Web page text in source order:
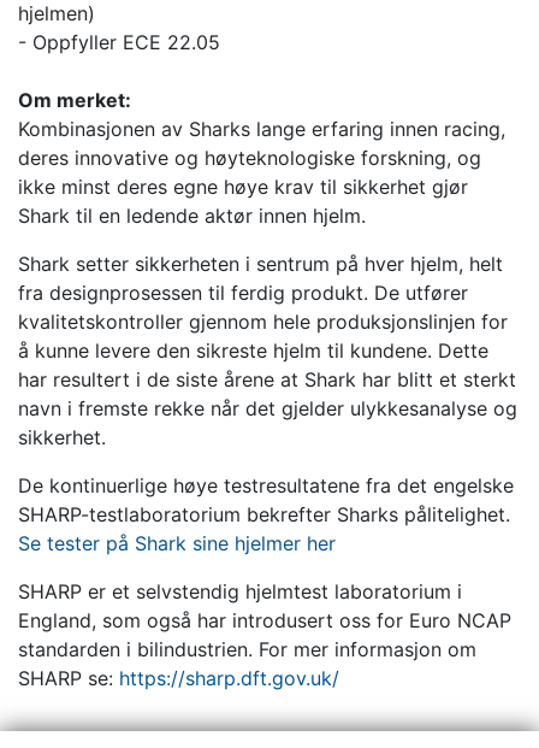
hjelmen)
- Oppfyller ECE 22.05
Om merket:
Kombinasjonen av Sharks lange erfaring innen racing,
deres innovative og høyteknologiske forskning, og
ikke minst deres egne høye krav til sikkerhet gjør
Shark til en ledende aktør innen hjelm.
Shark setter sikkerheten i sentrum på hver hjelm, helt
fra designprosessen til ferdig produkt. De utfører
kvalitetskontroller gjennom hele produksjonslinjen for
å kunne levere den sikreste hjelm til kundene. Dette
har resultert i de siste årene at Shark har blitt et sterkt
navn i fremste rekke når det gjelder ulykkesanalyse og
sikkerhet.
De kontinuerlige høye testresultatene fra det engelske
SHARP-testlaboratorium bekrefter Sharks pålitelighet.
Se tester på Shark sine hjelmer her
SHARP er et selvstendig hjelmtest laboratorium i
England, som også har introdusert oss for Euro NCAP
standarden i bilindustrien. For mer informasjon om
SHARP se: https://sharp.dft.gov.uk/